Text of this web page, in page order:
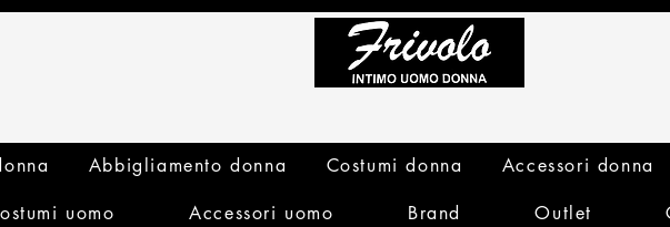
Abbigliamento donna Costumi donna Accessori donna
uomo Accessori uomo Brand Outlet